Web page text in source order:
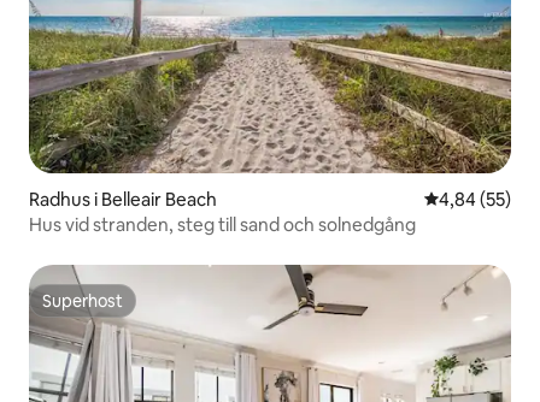
Radhus i Belleair Beach 4,84 av 5 i
4,84 (55)
Hus vid stranden, steg till sand och solnedgång
Superhost
Superhost